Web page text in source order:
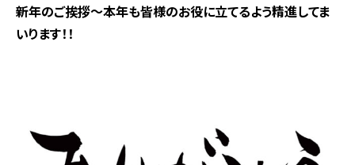
新年のご挨拶～本年も皆様のお役に立てるよう精進してま
いります！！